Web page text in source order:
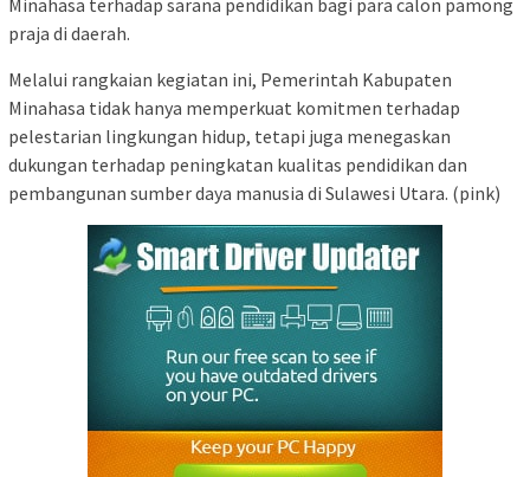
praja di daerah.
Melalui rangkaian kegiatan ini, Pemerintah Kabupaten
Minahasa tidak hanya memperkuat komitmen terhadap
pelestarian lingkungan hidup, tetapi juga menegaskan
dukungan terhadap peningkatan kualitas pendidikan dan
pembangunan sumber daya manusia di Sulawesi Utara. (pink)